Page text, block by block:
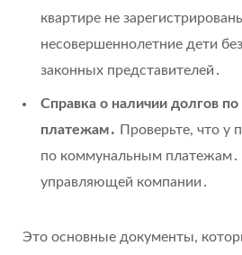
квартире не
несовершеннолетние дети
законных представителей․
Справка о наличии долгов
платежам․ Проверьте, что у
по коммунальным платежам․
управляющей компании․
Это основные документы,